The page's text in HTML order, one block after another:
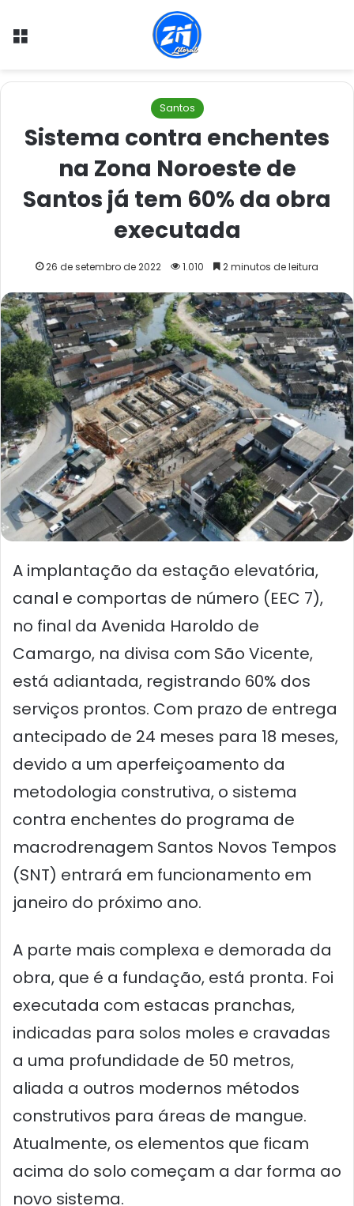
Menu
Santos
Sistema contra enchentes
na Zona Noroeste de
Santos já tem 60% da obra
executada
26 de setembro de 2022 1.010 2 minutos de leitura
A implantação da estação elevatória,
canal e comportas de número (EEC 7),
no final da Avenida Haroldo de
Camargo, na divisa com São Vicente,
está adiantada, registrando 60% dos
serviços prontos. Com prazo de entrega
antecipado de 24 meses para 18 meses,
devido a um aperfeiçoamento da
metodologia construtiva, o sistema
contra enchentes do programa de
macrodrenagem Santos Novos Tempos
(SNT) entrará em funcionamento em
janeiro do próximo ano.
A parte mais complexa e demorada da
obra, que é a fundação, está pronta. Foi
executada com estacas pranchas,
indicadas para solos moles e cravadas
a uma profundidade de 50 metros,
aliada a outros modernos métodos
construtivos para áreas de mangue.
Atualmente, os elementos que ficam
acima do solo começam a dar forma ao
novo sistema.